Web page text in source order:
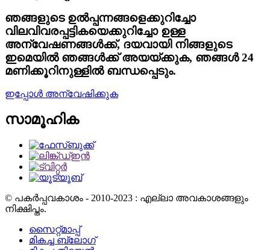
ഞങ്ങളുടെ ഉൽപ്പന്നങ്ങളെക്കുറിച്ചോ
വിലവിവരപ്പട്ടികയെക്കുറിച്ചോ ഉള്ള
അന്വേഷണങ്ങൾക്ക്, ദയവായി നിങ്ങളുടെ
ഇമെയിൽ ഞങ്ങൾക്ക് അയയ്ക്കുക, ഞങ്ങൾ 24
മണിക്കൂറിനുള്ളിൽ ബന്ധപ്പെടും.
ഇപ്പോൾ അന്വേഷിക്കുക
സാമൂഹിക
© പകർപ്പവകാശം - 2010-2023 : എല്ലാ അവകാശങ്ങളും
നിക്ഷിപ്തം.
സൈറ്റ്മാപ്പ്
മികച്ച ബ്ലോഗ്